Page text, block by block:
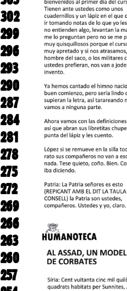
302
299
296
293
290
287
284
281
278
275
272
269
266
263
260
257